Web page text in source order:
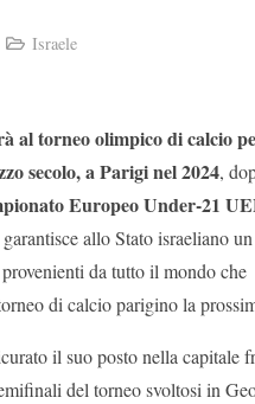
Israele
al torneo olimpico di calcio
secolo, a Parigi nel 2024,
Europeo Under-21
allo Stato israeliano
da tutto il mondo che
di calcio parigino la
il suo posto nella capitale
del torneo svoltosi in